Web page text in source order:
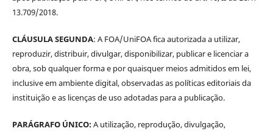
13.709/2018.
CLÁUSULA SEGUNDA: A FOA/UniFOA fica autorizada a utilizar,
reproduzir, distribuir, divulgar, disponibilizar, publicar e licenciar a
obra, sob qualquer forma e por quaisquer meios admitidos em lei,
inclusive em ambiente digital, observadas as políticas editoriais da
instituição e as licenças de uso adotadas para a publicação.
PARÁGRAFO ÚNICO:A utilização, reprodução, divulgação,